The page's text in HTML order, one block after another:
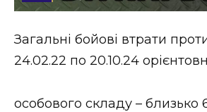
Стиль життя
Втрачений Ужгород
Загальні бойові втрати
24.02.22 по 20.10.24
особового складу – близько